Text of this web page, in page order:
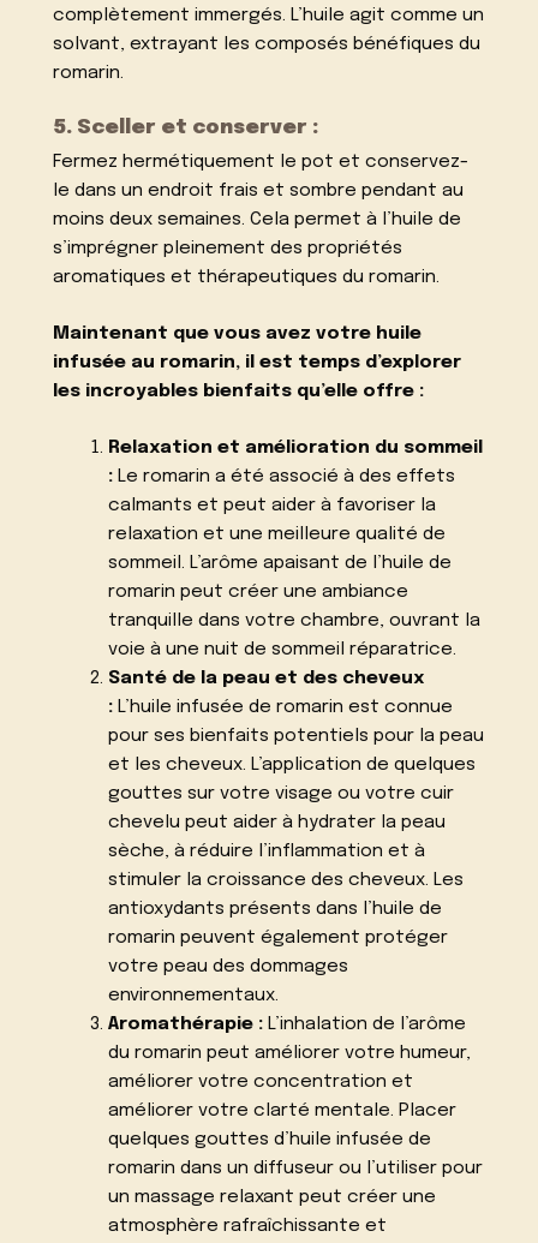
complètement immergés. L’huile agit comme un
solvant, extrayant les composés bénéfiques du
romarin.
5. Sceller et conserver :
Fermez hermétiquement le pot et conservez-
le dans un endroit frais et sombre pendant au
moins deux semaines. Cela permet à l’huile de
s’imprégner pleinement des propriétés
aromatiques et thérapeutiques du romarin.
Maintenant que vous avez votre huile
infusée au romarin, il est temps d’explorer
les incroyables bienfaits qu’elle offre :
Relaxation et amélioration du sommeil
:Le romarin a été associé à des effets
calmants et peut aider à favoriser la
relaxation et une meilleure qualité de
sommeil. L’arôme apaisant de l’huile de
romarin peut créer une ambiance
tranquille dans votre chambre, ouvrant la
voie à une nuit de sommeil réparatrice.
Santé de la peau et des cheveux
:L’huile infusée de romarin est connue
pour ses bienfaits potentiels pour la peau
et les cheveux. L’application de quelques
gouttes sur votre visage ou votre cuir
chevelu peut aider à hydrater la peau
sèche, à réduire l’inflammation et à
stimuler la croissance des cheveux. Les
antioxydants présents dans l’huile de
romarin peuvent également protéger
votre peau des dommages
environnementaux.
Aromathérapie :L’inhalation de l’arôme
du romarin peut améliorer votre humeur,
améliorer votre concentration et
améliorer votre clarté mentale. Placer
quelques gouttes d’huile infusée de
romarin dans un diffuseur ou l’utiliser pour
un massage relaxant peut créer une
atmosphère rafraîchissante et